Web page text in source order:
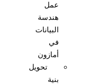
عمل
هندسة
البيانات
في
أمازون
تحويل
بنية